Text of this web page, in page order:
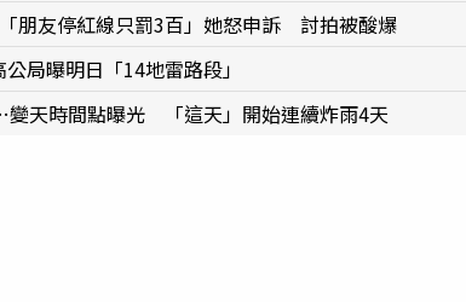
朋友停紅線只罰3百」她怒申訴 討拍被酸爆
局曝明日「14地雷路段」
天時間點曝光 「這天」開始連續炸雨4天